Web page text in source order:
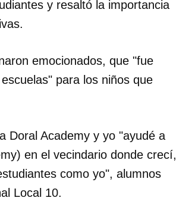
y resaltó la importancia
emocionados, que "fue
para los niños que
Doral Academy y yo "ayudé a
en el vecindario donde crecí,
como yo", alumnos
Local 10.